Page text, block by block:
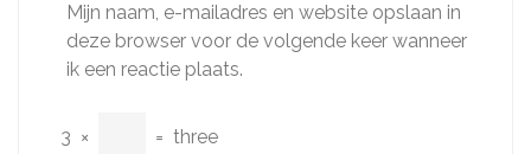
Mijn naam, e-mailadres en website opslaan in
deze browser voor de volgende keer wanneer
ik een reactie plaats.
3 × = three